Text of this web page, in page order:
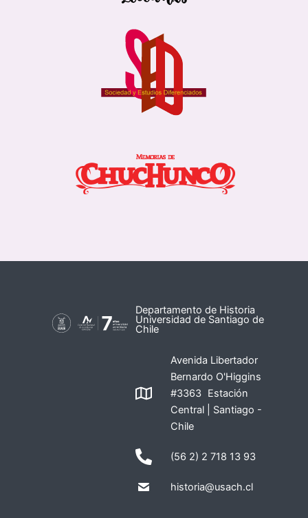
Departamento de Historia
Universidad de Santiago de
Chile
Avenida Libertador
Bernardo O'Higgins
#3363 Estación
Central | Santiago -
Chile
(56 2) 2 718 13 93
historia@usach.cl